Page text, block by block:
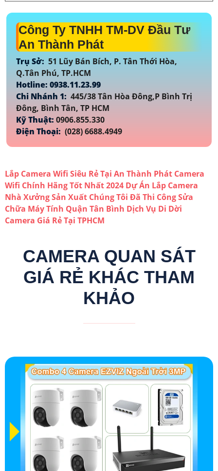
Công Ty TNHH TM-DV Đầu Tư
An Thành Phát
Trụ Sở: 51 Lũy Bán Bích, P. Tân Thới Hòa,
Q.Tân Phú, TP.HCM
Hotline: 0938.11.23.99
Chi Nhánh 1: 445/38 Tân Hòa Đông,P Bình Trị
Đông, Bình Tân, TP HCM
Kỹ Thuật: 0906.855.330
Điện Thoại: (028) 6688.4949
Lắp Camera Wifi Siêu Rẻ Tại An Thành Phát Camera
Wifi Chính Hãng Tốt Nhất 2024 Dự Án Lắp Camera
Nhà Xưởng Sản Xuất Chúng Tôi Đã Thi CôngSửa
Chữa Máy Tính Quận Tân Bình Dịch Vụ Di Dời
Camera Giá Rẻ Tại TPHCM
CAMERA QUAN SÁT
GIÁ RẺ KHÁC THAM
KHẢO